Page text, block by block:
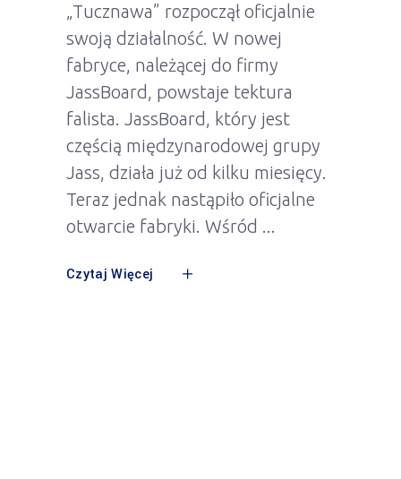
„Tucznawa” rozpoczął oficjalnie
swoją działalność. W nowej
fabryce, należącej do firmy
JassBoard, powstaje tektura
falista. JassBoard, który jest
częścią międzynarodowej grupy
Jass, działa już od kilku miesięcy.
Teraz jednak nastąpiło oficjalne
otwarcie fabryki. Wśród
Czytaj Więcej